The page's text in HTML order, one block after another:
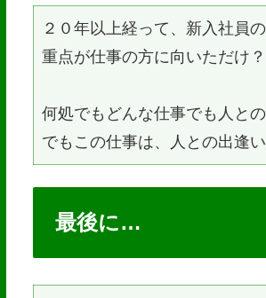
２０年以上経って、新入社員
重点が仕事の方に向いただけ？
何処でもどんな仕事でも人と
でもこの仕事は、人との出逢
最後に…